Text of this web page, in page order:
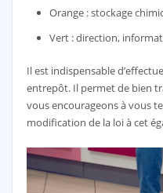
Orange : stockage
Vert : direction,
Il est indispensable
entrepôt. Il permet de bien
vous encourageons à vous
modification de la loi à cet